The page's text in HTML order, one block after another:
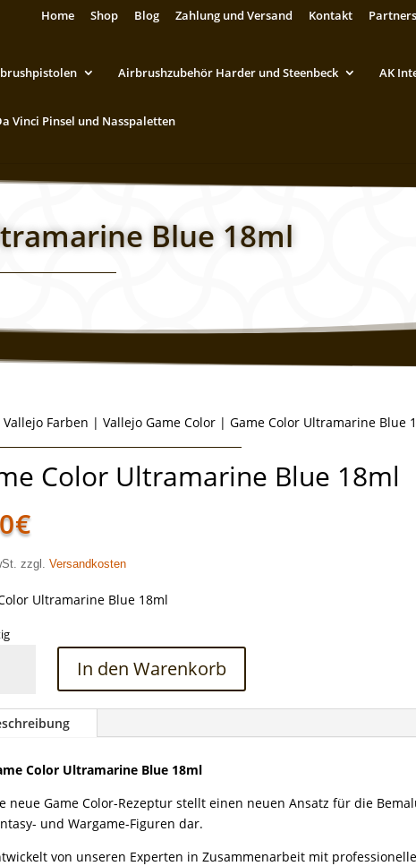
Home Shop Blog Zahlung und Versand Kontakt
Airbrushzubehör Harder und Steenbeck AK
Vinci Pinsel und Nasspaletten
Blue 18ml
Vallejo Farben |Vallejo Game Color | Game Color Ultramarine Blue
Color Ultramarine Blue 18ml
€
zzgl.Versandkosten
Ultramarine Blue 18ml
In den Warenkorb
Color Ultramarine Blue 18ml
neue Game Color-Rezeptur stellt einen neuen Ansatz für die
und Wargame-Figuren dar.
von unseren Experten in Zusammenarbeit mit